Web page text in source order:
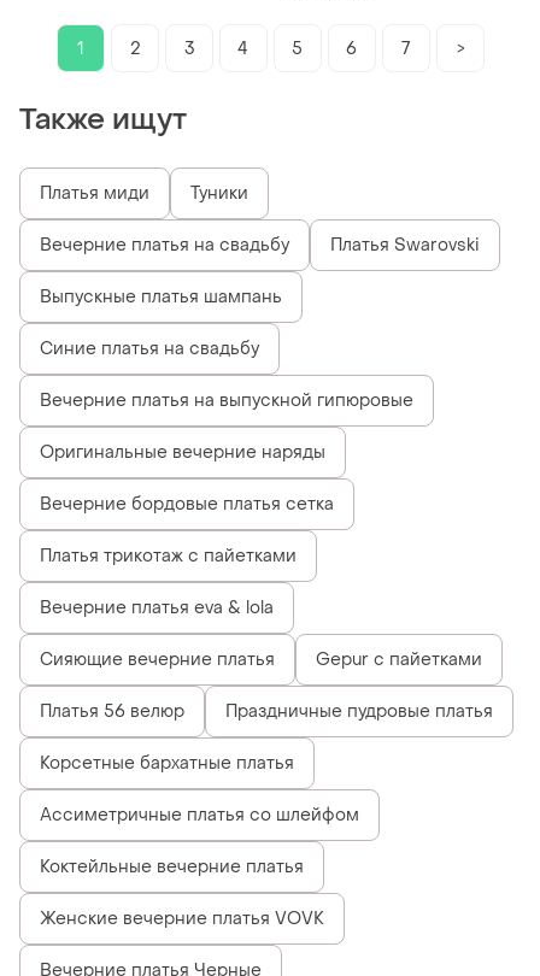
1 2 3 4 5 6 7 >
Также ищут
Платья миди Туники
Вечерние платья на свадьбу Платья Swarovski
Выпускные платья шампань
Синие платья на свадьбу
Вечерние платья на выпускной гипюровые
Оригинальные вечерние наряды
Вечерние бордовые платья сетка
Платья трикотаж с пайетками
Вечерние платья eva & lola
Сияющие вечерние платья Gepur с пайетками
Платья 56 велюр Праздничные пудровые платья
Корсетные бархатные платья
Ассиметричные платья со шлейфом
Коктейльные вечерние платья
Женские вечерние платья VOVK
Вечерние платья Черные